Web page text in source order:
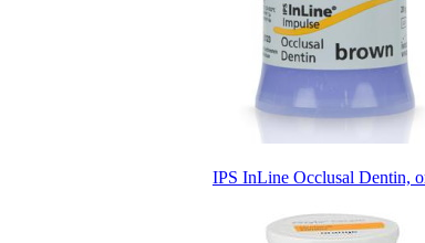
IPS InLine Occlusal Dentin,